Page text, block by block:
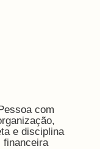
com
e disciplina
financeira